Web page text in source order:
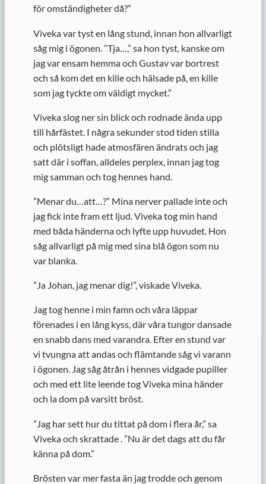
för omständigheter då?”
Viveka var tyst en lång stund, innan hon allvarligt
såg mig i ögonen. ”Tja…,” sa hon tyst, kanske om
jag var ensam hemma och Gustav var bortrest
och så kom det en kille och hälsade på, en kille
som jag tyckte om väldigt mycket.”
Viveka slog ner sin blick och rodnade ända upp
till hårfästet. I några sekunder stod tiden stilla
och plötsligt hade atmosfären ändrats och jag
satt där i soffan, alldeles perplex, innan jag tog
mig samman och tog hennes hand.
”Menar du…att…?” Mina nerver pallade inte och
jag fick inte fram ett ljud. Viveka tog min hand
med båda händerna och lyfte upp huvudet. Hon
såg allvarligt på mig med sina blå ögon som nu
var blanka.
”Ja Johan, jag menar dig!”, viskade Viveka.
Jag tog henne i min famn och våra läppar
förenades i en lång kyss, där våra tungor dansade
en snabb dans med varandra. Efter en stund var
vi tvungna att andas och flämtande såg vi varann
i ögonen. Jag såg åtrån i hennes vidgade pupiller
och med ett lite leende tog Viveka mina händer
och la dom på varsitt bröst.
” Jag har sett hur du tittat på dom i flera år,” sa
Viveka och skrattade . ”Nu är det dags att du får
känna på dom.”
Brösten var mer fasta än jag trodde och genom